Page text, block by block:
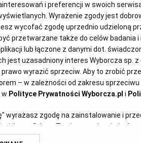
Aurelia
i preferencji w swoich
Wyrażenie zgody jest
wycofać zgodę uprzednio udzieloną
przetwarzane także do celów badania
lub łączone z danymi dot.
jest uzasadniony interes Wyborcza sp. z
wyrazić sprzeciw. Aby to zrobić
– w zależności od zakresu
w Polityce Prywatności Wyborcza.pl i
wyrażasz zgodę na zainstalowanie i
i Agora S.A. na Twoim urządzeniu
ponownie wywołując narzędzie